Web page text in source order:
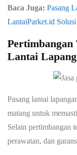
Baca Juga: Pasang
LantaiParket.id
Pertimbangan
Lantai
Pasang lantai
matang untuk
Selain pertimbangan
perawatan, dan